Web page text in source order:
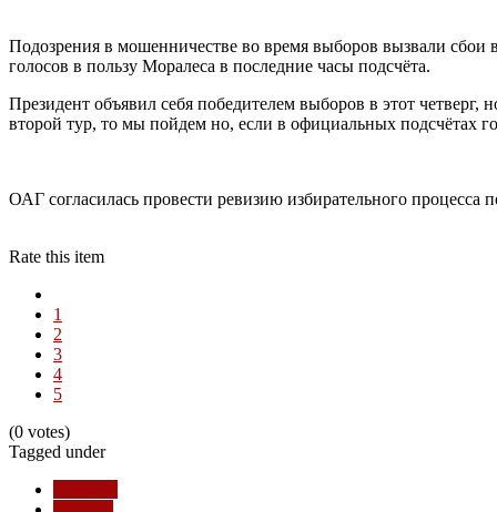
Подозрения в мошенничестве во время выборов вызвали сбои
голосов в пользу Моралеса в последние часы подсчёта.
Президент объявил себя победителем выборов в этот
второй тур, то мы пойдем но, если в официальных подсчётах
ОАГ согласилась провести ревизию избирательного процесса
Rate this item
1
2
3
4
5
(0 votes)
Tagged under